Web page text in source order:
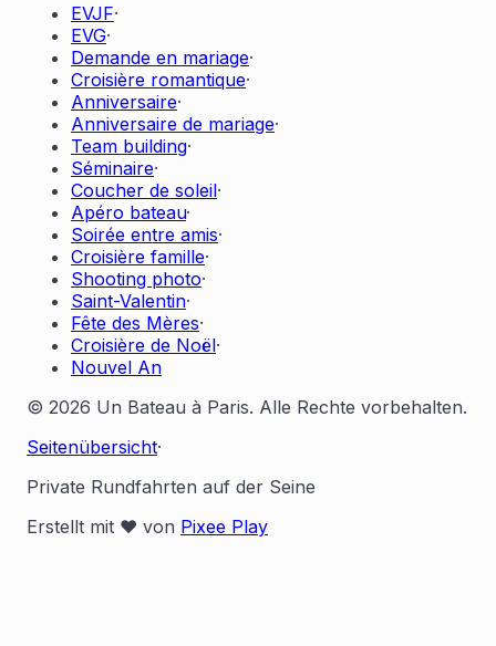
EVJF·
EVG·
Demande en mariage·
Croisière romantique·
Anniversaire·
Anniversaire de mariage·
Team building·
Séminaire·
Coucher de soleil·
Apéro bateau·
Soirée entre amis·
Croisière famille·
Shooting photo·
Saint-Valentin·
Fête des Mères·
Croisière de Noël·
Nouvel An
© 2026 Un Bateau à Paris. Alle Rechte vorbehalten.
Seitenübersicht·
Private Rundfahrten auf der Seine
Erstellt mit ❤️ von Pixee Play